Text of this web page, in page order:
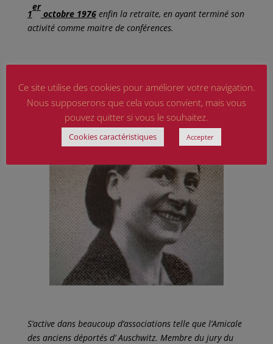
1
er
octobre 1976enfin la retraite, en ayant terminé son
activité comme maitre de conférences.
enfants.
S’active dans beaucoup d’associations telle que l’Amicale
des anciens déportés d’ Auschwitz. Membre du jury du
Ce site utilise des cookies pour améliorer votre navigation.
Nous supposerons que cela vous convient, mais vous
pouvez quitter si vous le souhaitez.
Cookies caractéristiques Accepter